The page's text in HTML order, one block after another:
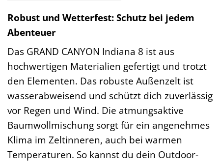
Robust und Wetterfest: Schutz bei jedem
Abenteuer
Das GRAND CANYON Indiana 8 ist aus
hochwertigen Materialien gefertigt und trotzt
den Elementen. Das robuste Außenzelt ist
wasserabweisend und schützt dich zuverlässig
vor Regen und Wind. Die atmungsaktive
Baumwollmischung sorgt für ein angenehmes
Klima im Zeltinneren, auch bei warmen
Temperaturen. So kannst du dein Outdoor-